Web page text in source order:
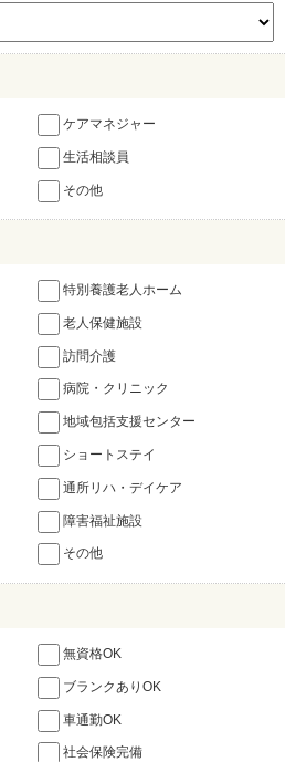
ケアマネジャー
生活相談員
その他
特別養護老人ホーム
老人保健施設
訪問介護
病院・クリニック
地域包括支援センター
ショートステイ
通所リハ・デイケア
障害福祉施設
その他
無資格OK
ブランクありOK
車通勤OK
社会保険完備